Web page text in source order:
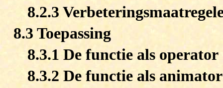
8.2.3
8.3 Toepassing
8.3.1 De functie als operator
8.3.2 De functie als animator